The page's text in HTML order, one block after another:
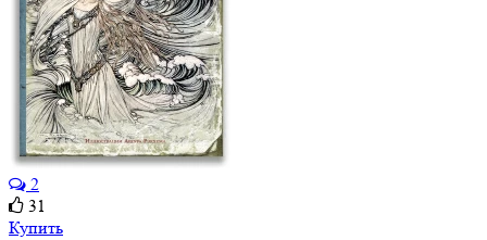
2
31
Купить